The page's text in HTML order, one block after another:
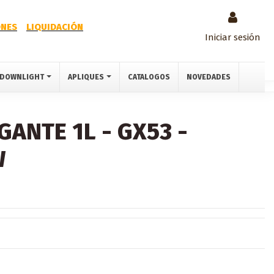
LIQUIDACIÓN
Iniciar sesión
DOWNLIGHT APLIQUES CATALOGOS NOVEDADES
1L - GX53 -